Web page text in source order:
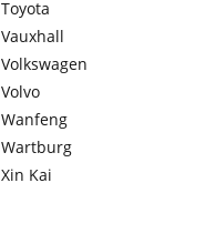
Toyota
Vauxhall
Volkswagen
Volvo
Wanfeng
Wartburg
Xin Kai